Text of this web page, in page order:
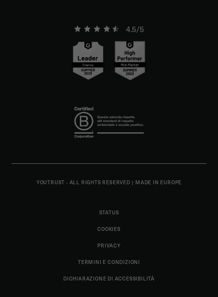
4.5/5
YOUTRUST - ALL RIGHTS RESERVED | MADE IN EUROPE
STATUS
COOKIES
PRIVACY
TERMINI E CONDIZIONI
DICHIARAZIONE DI ACCESSIBILITÀ